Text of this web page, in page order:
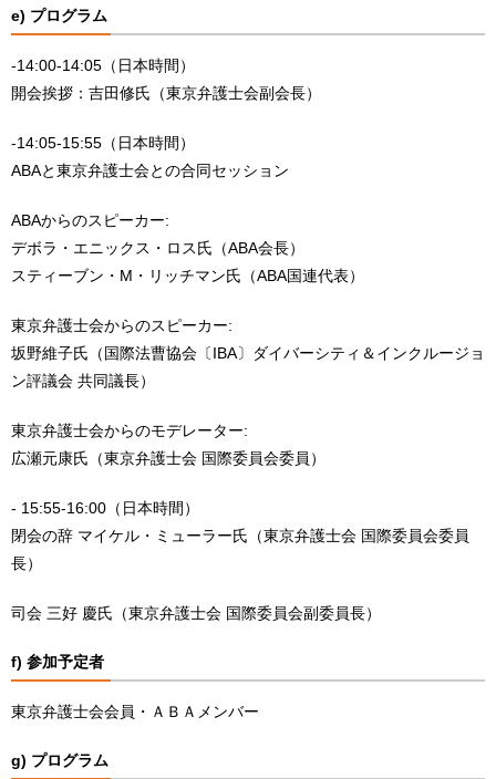
e) プログラム
-14:00-14:05（日本時間）
開会挨拶：吉田修氏（東京弁護士会副会長）
-14:05-15:55（日本時間）
ABAと東京弁護士会との合同セッション
ABAからのスピーカー:
デボラ・エニックス・ロス氏（ABA会長）
スティーブン・M・リッチマン氏（ABA国連代表）
東京弁護士会からのスピーカー:
坂野維子氏（国際法曹協会〔IBA〕ダイバーシティ＆インクルージョ
ン評議会 共同議長）
東京弁護士会からのモデレーター:
広瀬元康氏（東京弁護士会 国際委員会委員）
- 15:55-16:00（日本時間）
閉会の辞 マイケル・ミューラー氏（東京弁護士会 国際委員会委員
長）
司会 三好 慶氏（東京弁護士会 国際委員会副委員長）
f) 参加予定者
東京弁護士会会員・ＡＢＡメンバー
g) プログラム